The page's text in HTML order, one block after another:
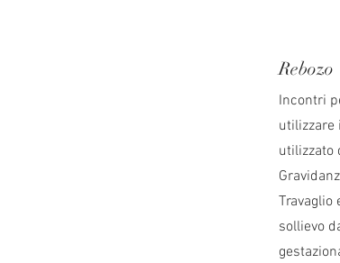
Rebozo
Incontri
utilizzare
utilizzato
Travaglio
sollievo